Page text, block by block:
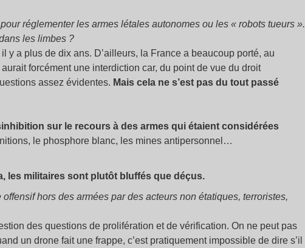
réglementer les armes létales autonomes ou les « robots tueurs ».
les limbes ?
y a plus de dix ans. D’ailleurs, la France a beaucoup porté, au
forcément une interdiction car, du point de vue du droit
assez évidentes. Mais cela ne s’est pas du tout passé
sur le recours à des armes qui étaient considérées
le phosphore blanc, les mines antipersonnel…
les militaires sont plutôt bluffés que déçus.
offensif hors des armées par des acteurs non étatiques, terroristes,
des questions de prolifération et de vérification. On ne peut pas
un drone fait une frappe, c’est pratiquement impossible de dire s’il